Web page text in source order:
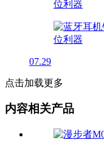
07.29
点击加载更多
内容相关产品